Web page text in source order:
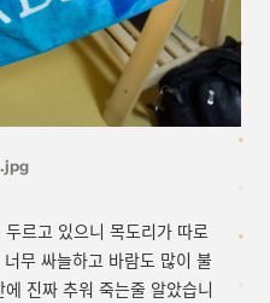
.jpg
르고 있으니 목도리가 따로
무 싸늘하고 바람도 많이 불
진짜 추워 죽는줄 알았습니